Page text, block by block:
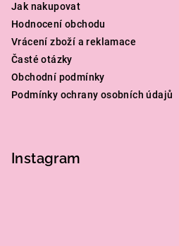
Jak nakupovat
Hodnocení obchodu
Vrácení zboží a reklamace
Časté otázky
Obchodní podmínky
Podmínky ochrany osobních údajů
Instagram